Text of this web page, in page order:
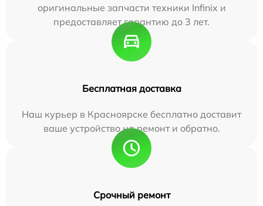
оригинальные запчасти техники Infinix и
предоставляет гарантию до 3 лет.
Бесплатная доставка
Наш курьер в Красноярске бесплатно доставит
ваше устройство на ремонт и обратно.
Срочный ремонт